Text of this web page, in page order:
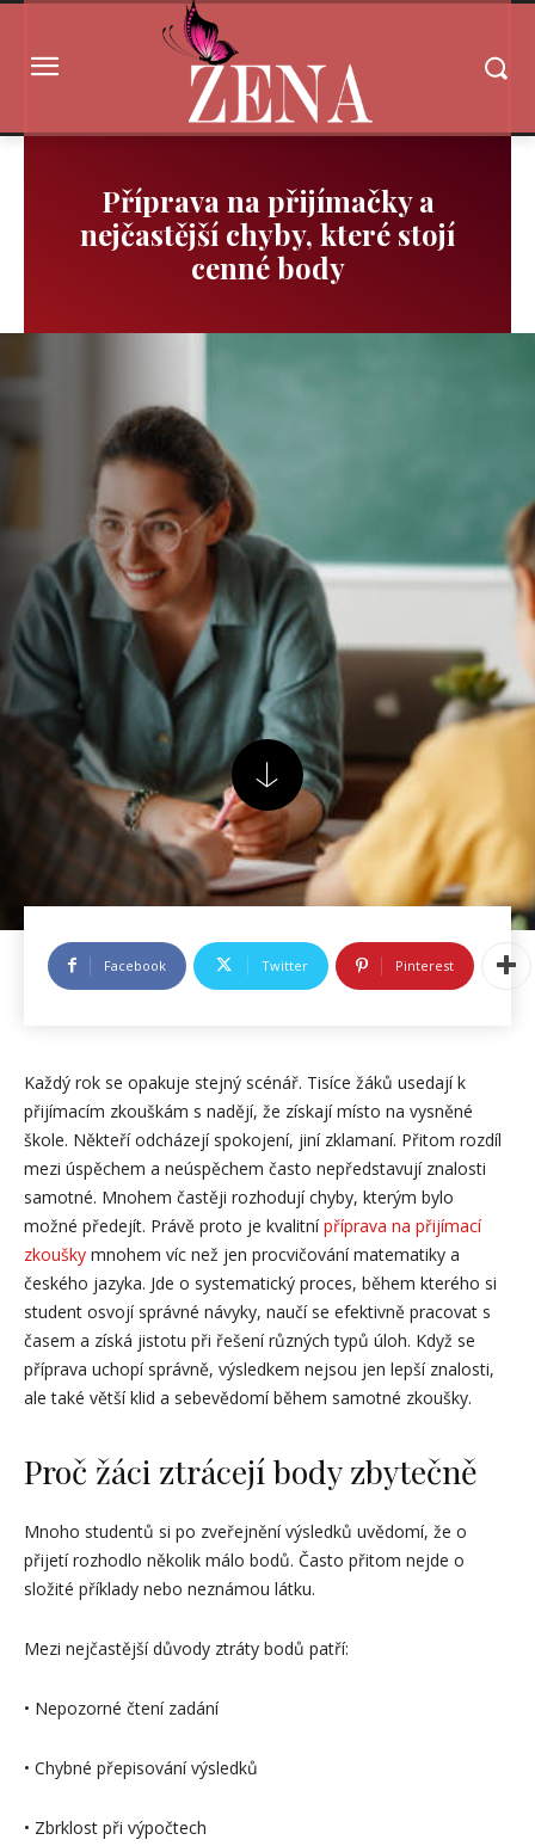
Příprava na přijímačky a
nejčastější chyby, které stojí
cenné body
Facebook Twitter Pinterest
Každý rok se opakuje stejný scénář. Tisíce žáků usedají k
přijímacím zkouškám s nadějí, že získají místo na vysněné
škole. Někteří odcházejí spokojení, jiní zklamaní. Přitom rozdíl
mezi úspěchem a neúspěchem často nepředstavují znalosti
samotné. Mnohem častěji rozhodují chyby, kterým bylo
možné předejít. Právě proto je kvalitnípříprava na přijímací
zkoušky mnohem víc než jen procvičování matematiky a
českého jazyka. Jde o systematický proces, během kterého si
student osvojí správné návyky, naučí se efektivně pracovat s
časem a získá jistotu při řešení různých typů úloh. Když se
příprava uchopí správně, výsledkem nejsou jen lepší znalosti,
ale také větší klid a sebevědomí během samotné zkoušky.
Proč žáci ztrácejí body zbytečně
Mnoho studentů si po zveřejnění výsledků uvědomí, že o
přijetí rozhodlo několik málo bodů. Často přitom nejde o
složité příklady nebo neznámou látku.
Mezi nejčastější důvody ztráty bodů patří:
• Nepozorné čtení zadání
• Chybné přepisování výsledků
• Zbrklost při výpočtech